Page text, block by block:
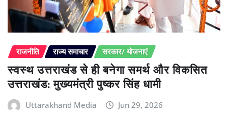
राजनीति राज्य समाचार सरकार/ योजनाएं
स्वस्थ उत्तराखंड से ही बनेगा समर्थ और विकसित
उत्तराखंड: मुख्यमंत्री पुष्कर सिंह धामी
Uttarakhand Media Jun 29, 2026